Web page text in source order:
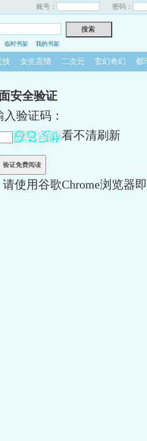
账号： 密码：
临时书架 我的书架
技 女生言情 二次元 玄幻奇幻 都
安全验证
入验证码：
看不清刷新
使用谷歌Chrome浏览器即